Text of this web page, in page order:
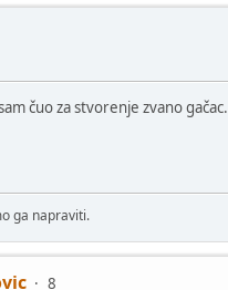
čuo za stvorenje zvano gačac.
ga napraviti.
8